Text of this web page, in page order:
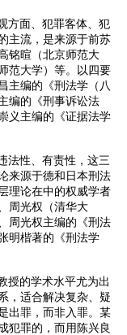
方面、犯罪客体、犯
主流，是来源于前苏
铭暄（北京师范大
范大学）等。以四要
主编的《刑法学（八
编的《刑事诉讼法
义主编的《证据法学
法性、有责性，这三
来源于德和日本刑法
理论在中的权威学者
周光权（清华大
周光权主编的《刑法
明楷著的《刑法学
授的学术水平尤为出
，适合解决复杂、疑
出罪，而非入罪。某
犯罪的，而用陈兴良